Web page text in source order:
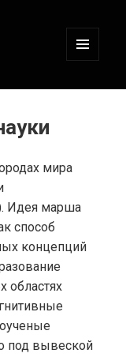
ВИДЖЕТЫ
мира
Идея марша
способ
концепций
областях
под вывеской